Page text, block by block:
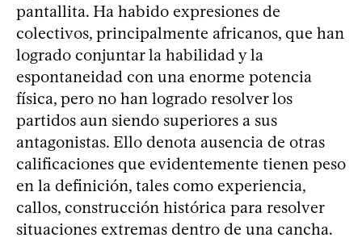
pantallita. Ha habido expresiones de
colectivos, principalmente africanos, que han
logrado conjuntar la habilidad y la
espontaneidad con una enorme potencia
física, pero no han logrado resolver los
partidos aun siendo superiores a sus
antagonistas. Ello denota ausencia de otras
calificaciones que evidentemente tienen peso
en la definición, tales como experiencia,
callos, construcción histórica para resolver
situaciones extremas dentro de una cancha.